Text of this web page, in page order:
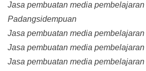
Jasa pembuatan media pembelajaran
Padangsidempuan
Jasa pembuatan media
Jasa pembuatan media
Jasa pembuatan media